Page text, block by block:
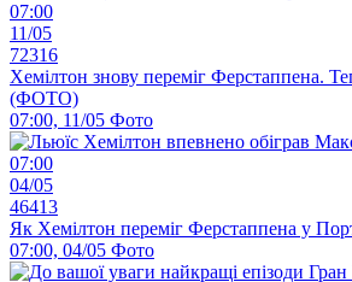
07:00
11/05
72316
Хемілтон знову переміг Ферстаппена.
(ФОТО)
07:00, 11/05 Фото
07:00
04/05
46413
Як Хемілтон переміг Ферстаппена у
07:00, 04/05 Фото